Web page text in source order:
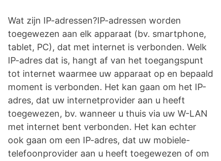
Wat zijn IP-adressen?IP-adressen worden
toegewezen aan elk apparaat (bv. smartphone,
tablet, PC), dat met internet is verbonden. Welk
IP-adres dat is, hangt af van het toegangspunt
tot internet waarmee uw apparaat op en bepaald
moment is verbonden. Het kan gaan om het IP-
adres, dat uw internetprovider aan u heeft
toegewezen, bv. wanneer u thuis via uw W-LAN
met internet bent verbonden. Het kan echter
ook gaan om een IP-adres, dat uw mobiele-
telefoonprovider aan u heeft toegewezen of om